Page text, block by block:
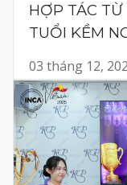
HỢP TÁC
TUỔI KỀM
03 tháng 12,